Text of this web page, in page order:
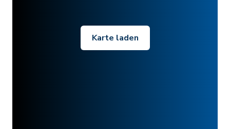
Karte laden